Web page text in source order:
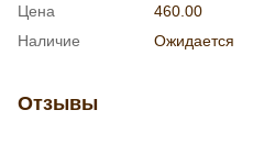
Цена
460.00
Наличие
Ожидается
Отзывы